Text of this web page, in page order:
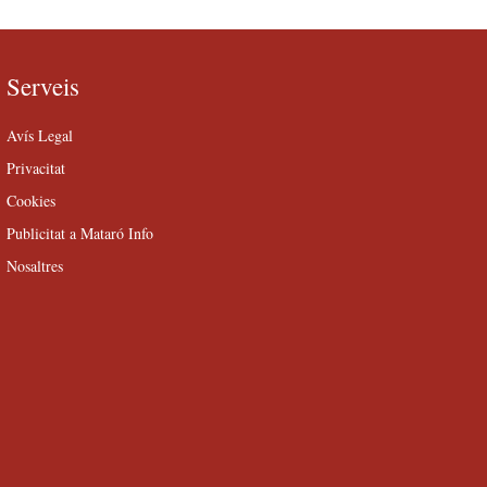
Serveis
Avís Legal
Privacitat
Cookies
Publicitat a Mataró Info
Nosaltres